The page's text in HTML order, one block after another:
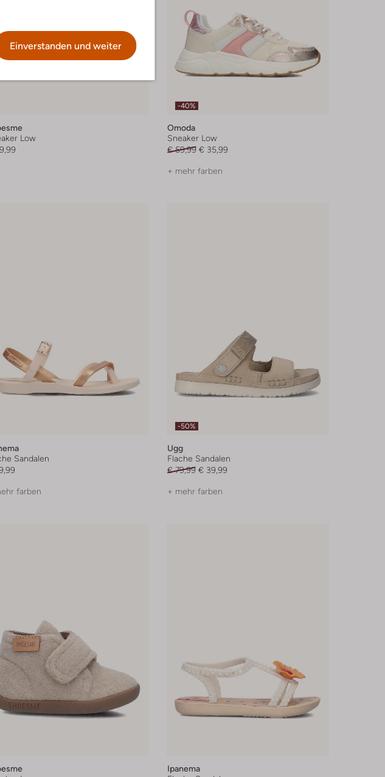
Einverstanden und weiter
Low
-40%
Omoda
Sneaker Low
€ 59,99 € 35,99
+ mehr farben
Sandalen
farben
-50%
Ugg
Flache Sandalen
€ 79,99 € 39,99
+ mehr farben
Ipanema